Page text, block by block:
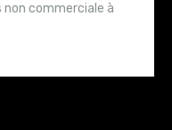
non commerciale à